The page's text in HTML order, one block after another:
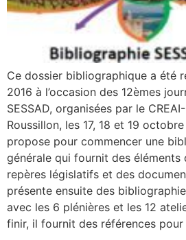
Ce dossier bibliographique a été
2016 à l’occasion des 12èmes
SESSAD, organisées par le
Roussillon, les 17, 18 et 19
propose pour commencer une
générale qui fournit des éléments
repères législatifs et des
présente ensuite des
avec les 6 plénières et les 12
finir, il fournit des références pour